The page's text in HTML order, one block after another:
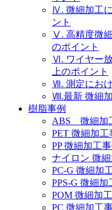
Ⅳ. 微細加工
ント
Ⅴ. 高精度微
のポイント
Ⅵ. ワイヤー
上のポイント
Ⅶ. 測定にお
Ⅷ.最新 微細
樹脂事例
ABS 微細加
PET 微細加工
PP 微細加工事
ナイロン 微
PC-G 微細加
PPS-G 微細加
POM 微細加
PC 微細加工